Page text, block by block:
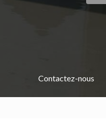
Contactez-nous